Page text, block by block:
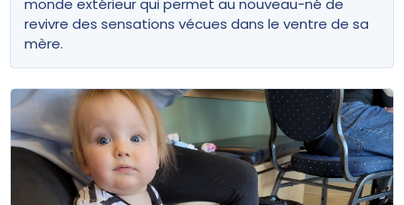
monde extérieur qui permet au nouveau-né de
revivre des sensations vécues dans le ventre de sa
mère.